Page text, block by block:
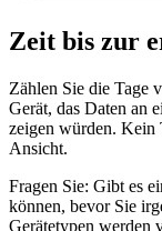
Zeit bis zur
Zählen Sie die Tage
Gerät, das Daten an
zeigen würden. Kein
Ansicht.
Fragen Sie: Gibt es
können, bevor Sie
Gerätetypen werden